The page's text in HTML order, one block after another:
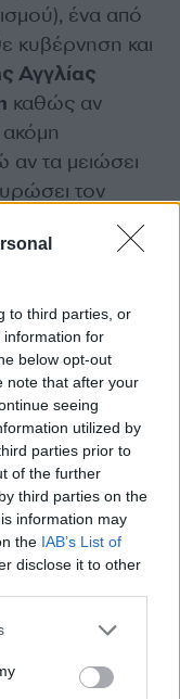
to third parties, or
information for
below opt-out
note that after your
seeing
utilized by
parties prior to
of the further
third parties on the
information may
the IAB’s List of
disclose it to other
or more Google
You may click to
party tags to
ένα από
κυβέρνηση και
Αγγλίας
καθώς αν
ακόμη
αν τα μειώσει
τον
χρέους
. Η ίδια η
ότι οι
είναι
σε
μπορούσε να
και πίεση
περισσότερο
οι